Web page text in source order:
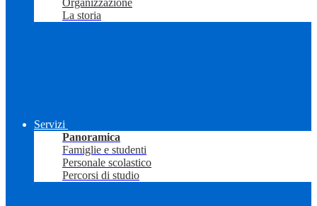
Organizzazione
La storia
Servizi
Panoramica
Famiglie e studenti
Personale scolastico
Percorsi di studio